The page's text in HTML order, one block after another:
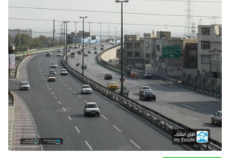
دکوراسیون
صنعت ساختمان
محله گردی
معماری
ملکی
همایش و نمایشگاه